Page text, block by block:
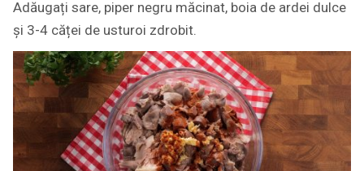
Adăugați sare, piper negru măcinat, boia de ardei dulce
și 3-4 căței de usturoi zdrobit.